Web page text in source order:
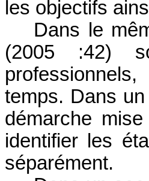
les objectifs
Dans le
(2005 :42)
temps. Dans
démarche
identifier les
séparément.